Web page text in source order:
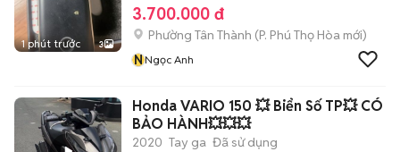
1 phút trước 3
3.700.000 đ
Phường Tân Thành (P. Phú Thọ Hòa mới)
NNgọc Anh
Honda VARIO 150 💥 Biển Số TP💥 CÓ
BẢO HÀNH💥💥💥
2020 Tay ga Đã sử dụng